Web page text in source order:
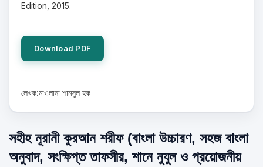
Edition, 2015.
Download PDF
লেখক:মাওলানা শামসুল হক
সহীহ নূরানী কুরআন শরীফ (বাংলা উচ্চারণ, সহজ বাংলা
অনুবাদ, সংক্ষিপ্ত তাফসীর, শানে নুযুল ও প্রয়োজনীয়